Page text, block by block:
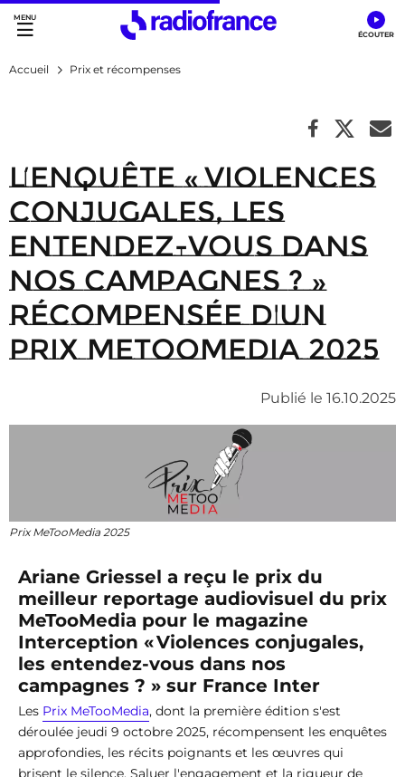
Accès direct :
Menu principal
Contenu
Accueil Prix et récompenses
L’enquête « Violences
conjugales, les
entendez-vous dans
nos campagnes ? »
récompensée d'un
prix MeTooMedia 2025
Publié le 16.10.2025
Prix MeTooMedia 2025
Ariane Griessel a reçu le prix du
meilleur reportage audiovisuel du prix
MeTooMedia pour le magazine
Interception « Violences conjugales,
les entendez-vous dans nos
campagnes ? » sur France Inter
Les Prix MeTooMedia, dont la première édition s'est
déroulée jeudi 9 octobre 2025, récompensent les enquêtes
approfondies, les récits poignants et les œuvres qui
brisent le silence. Saluer l'engagement et la rigueur de